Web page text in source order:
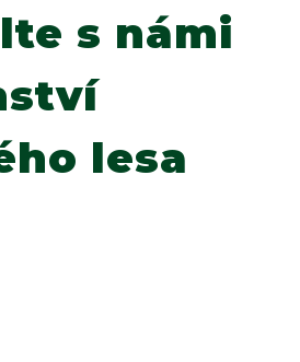
s námi
lesa